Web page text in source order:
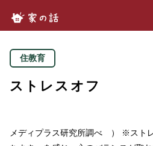
住教育
ストレスオフ
メディプラス研究所調べ ） ※スト